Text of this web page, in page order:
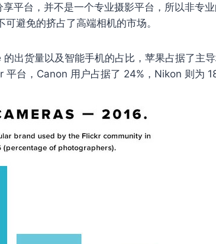
平台，并不是一个专业摄影平台，所以非专
避免的挤占了高端相机的市场。
出货量以及智能手机的占比，苹果占据了主
台，Canon 用户占据了 24%，Nikon 则为